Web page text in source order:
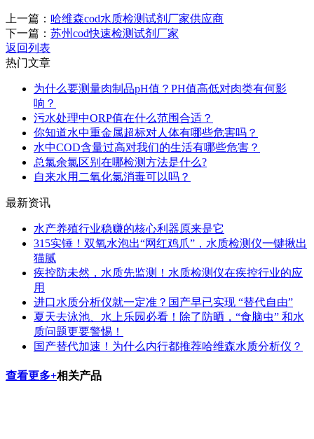
上一篇： 哈维森cod水质检测试剂厂家供应商
下一篇： 苏州cod快速检测试剂厂家
返回列表
热门文章
为什么要测量肉制品pH值？PH值高低对肉类有何影
响？
污水处理中ORP值在什么范围合适？
你知道水中重金属超标对人体有哪些危害吗？
水中COD含量过高对我们的生活有哪些危害？
总氯余氯区别在哪检测方法是什么?
自来水用二氧化氯消毒可以吗？
最新资讯
水产养殖行业稳赚的核心利器原来是它
315实锤！双氧水泡出“网红鸡爪”，水质检测仪一键揪出
猫腻
疾控防未然，水质先监测！水质检测仪在疾控行业的应
用
进口水质分析仪就一定准？国产早已实现 “替代自由”
夏天去泳池、水上乐园必看！除了防晒，“食脑虫” 和水
质问题更要警惕！
国产替代加速！为什么内行都推荐哈维森水质分析仪？
查看更多+相关产品